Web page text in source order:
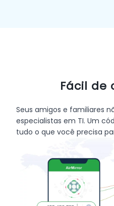
Fácil de
Seus amigos e familiares
especialistas em TI. Um
tudo o que você precisa